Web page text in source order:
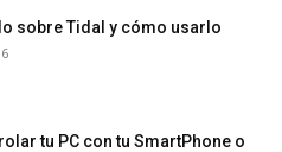
sobre Tidal y cómo usarlo
tu PC con tu SmartPhone o